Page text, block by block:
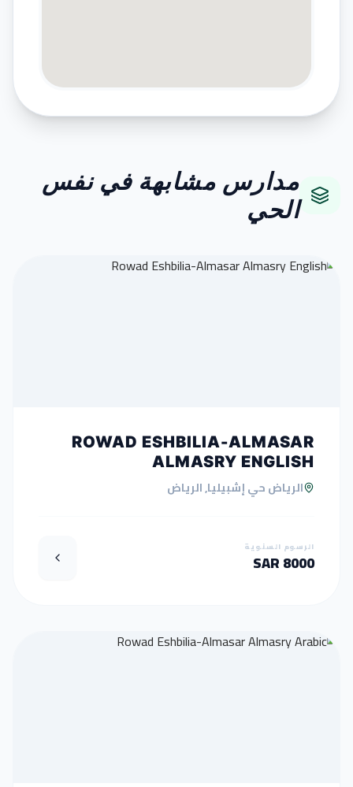
مدارس مشابهة في نفس
الحي
ROWAD ESHBILIA-ALMASAR
ALMASRY ENGLISH
الرياض حي إشبيليا, الرياض
الرسوم السنوية
8000 SAR